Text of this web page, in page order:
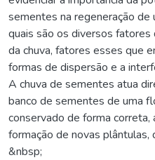
sementes na regeneração
quais são os diversos fatores
da chuva, fatores esses que
formas de dispersão e a
A chuva de sementes atua
banco de sementes de uma
conservado de forma correta,
formação de novas plântulas,
&nbsp;